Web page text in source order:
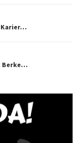
Karier…
Berke…